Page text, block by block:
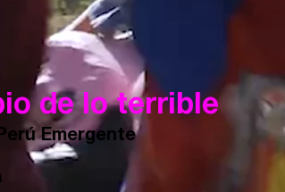
de lo terrible
Emergente